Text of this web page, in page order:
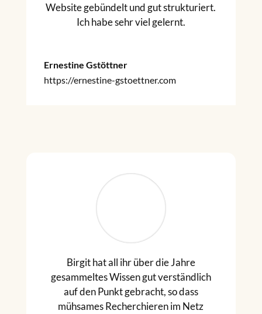
Website gebündelt und gut strukturiert.
Ich habe sehr viel gelernt.
Ernestine Gstöttner
https://ernestine-gstoettner.com
Birgit hat all ihr über die Jahre
gesammeltes Wissen gut verständlich
auf den Punkt gebracht, so dass
mühsames Recherchieren im Netz